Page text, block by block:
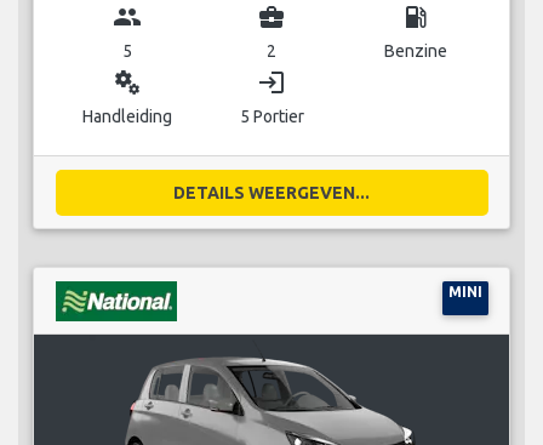
group
5
business_center
2
local_gas_station
Benzine
miscellaneous_services
Handleiding
login
5 Portier
DETAILS WEERGEVEN...
MINI